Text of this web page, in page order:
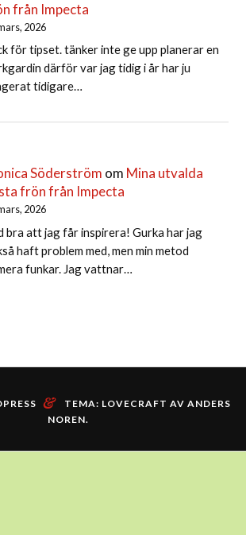
från Impecta
2026
för tipset. tänker inte ge upp planerar en
därför var jag tidig i år har ju
tidigare…
Söderström om Mina utvalda
frön från Impecta
2026
bra att jag får inspirera! Gurka har jag
haft problem med, men min metod
funkar. Jag vattnar…
& TEMA: LOVECRAFT AV ANDERS
NOREN.